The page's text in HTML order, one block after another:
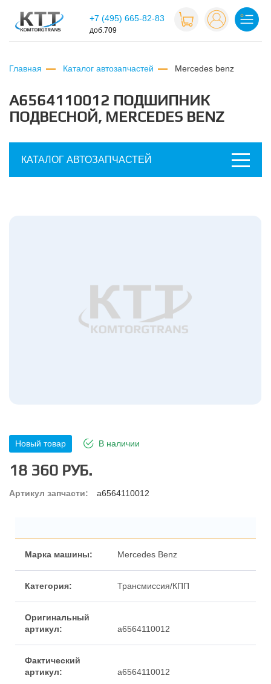
+7 (495) 665-82-83
доб.709
Главная Каталог автозапчастей mercedes benz
A6564110012 ПОДШИПНИК
ПОДВЕСНОЙ, MERCEDES BENZ
КАТАЛОГ АВТОЗАПЧАСТЕЙ
Новый товар В наличии
18 360 РУБ.
Артикул запчасти: a6564110012
Марка машины: Mercedes Benz
Категория: Трансмиссия/КПП
Оригинальный
артикул:
a6564110012
Фактический
артикул:
a6564110012